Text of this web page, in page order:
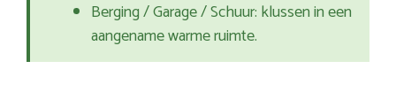
Berging / Garage / Schuur: klussen in een
aangename warme ruimte.